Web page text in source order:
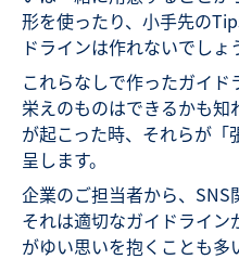
形を使ったり、小手先の
ドラインは作れないでしょ
これらなしで作ったガイ
栄えのものはできるかも
が起こった時、それらが
呈します。
企業のご担当者から、SNS
それは適切なガイドライ
がゆい思いを抱くことも